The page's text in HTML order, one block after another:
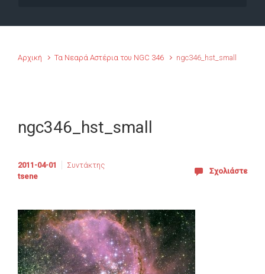
Αρχική Τα Νεαρά Αστέρια του NGC 346 ngc346_hst_small
ngc346_hst_small
2011-04-01
Συντάκτης
tsene
Σχολιάστε